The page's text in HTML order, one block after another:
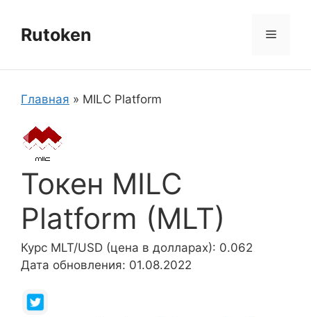
содержимому
Rutoken Меню
Главная » MILC Platform
Токен MILC
Platform (MLT)
Курс MLT/USD (цена в долларах): 0.062
Дата обновления: 01.08.2022